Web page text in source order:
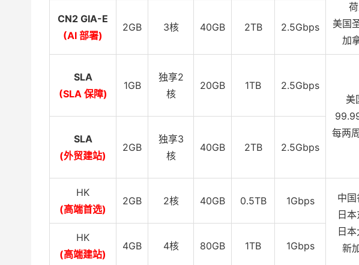
美国
加
CN2 GIA-E
(AI 部署)
2GB 3核 40GB 2TB 2.5Gbps
SLA
(SLA 保障)
1GB
独享2
核
20GB 1TB
2.5Gbps
美
每两
SLA
(外贸建站)
2GB
独享3
核
40GB 2TB 2.5Gbps
HK
(高端首选)
2GB 2核 40GB 0.5TB 1Gbps
中
日
日
新
HK
(高端建站)
4GB 4核 80GB 1TB 1Gbps